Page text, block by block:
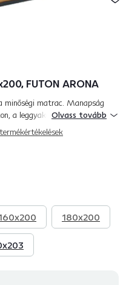
FUTON ARONA
minőségi matrac. Manapság
a leggyakoribbak a
modern rugós matracok a
Olvass tovább
180x200